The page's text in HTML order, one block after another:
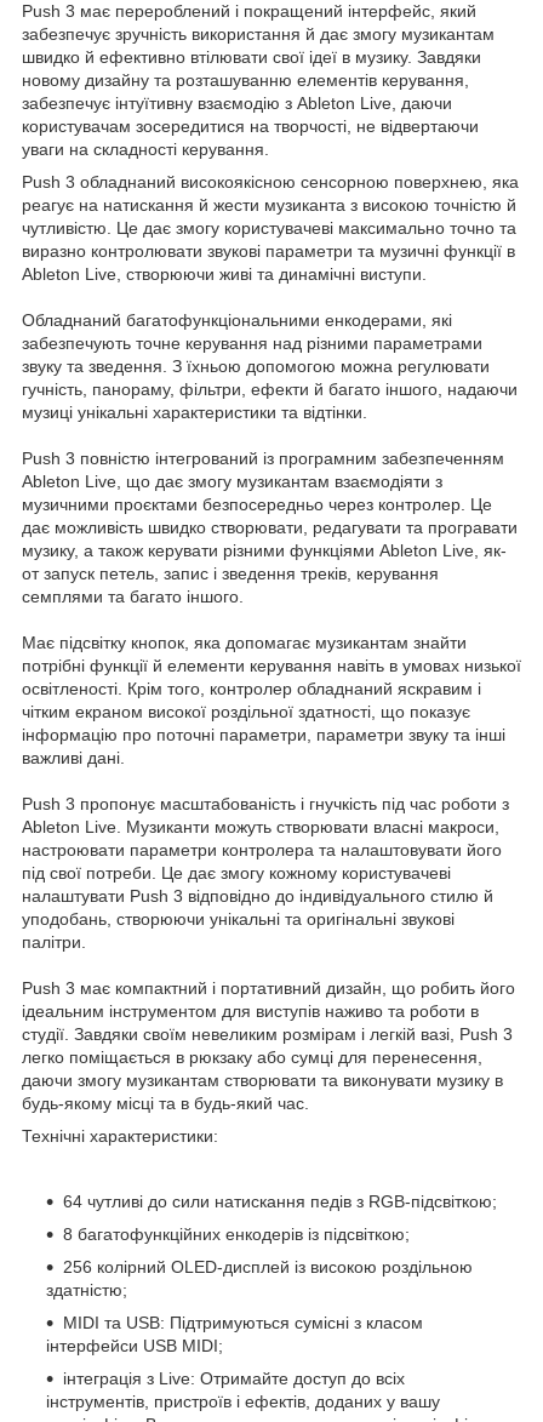
Push 3 має перероблений і покращений інтерфейс, який
забезпечує зручність використання й дає змогу музикантам
швидко й ефективно втілювати свої ідеї в музику. Завдяки
новому дизайну та розташуванню елементів керування,
забезпечує інтуїтивну взаємодію з Ableton Live, даючи
користувачам зосередитися на творчості, не відвертаючи
уваги на складності керування.
Push 3 обладнаний високоякісною сенсорною поверхнею, яка
реагує на натискання й жести музиканта з високою точністю й
чутливістю. Це дає змогу користувачеві максимально точно та
виразно контролювати звукові параметри та музичні функції в
Ableton Live, створюючи живі та динамічні виступи.
Обладнаний багатофункціональними енкодерами, які
забезпечують точне керування над різними параметрами
звуку та зведення. З їхньою допомогою можна регулювати
гучність, панораму, фільтри, ефекти й багато іншого, надаючи
музиці унікальні характеристики та відтінки.
Push 3 повністю інтегрований із програмним забезпеченням
Ableton Live, що дає змогу музикантам взаємодіяти з
музичними проєктами безпосередньо через контролер. Це
дає можливість швидко створювати, редагувати та програвати
музику, а також керувати різними функціями Ableton Live, як-
от запуск петель, запис і зведення треків, керування
семплями та багато іншого.
Має підсвітку кнопок, яка допомагає музикантам знайти
потрібні функції й елементи керування навіть в умовах низької
освітленості. Крім того, контролер обладнаний яскравим і
чітким екраном високої роздільної здатності, що показує
інформацію про поточні параметри, параметри звуку та інші
важливі дані.
Push 3 пропонує масштабованість і гнучкість під час роботи з
Ableton Live. Музиканти можуть створювати власні макроси,
настроювати параметри контролера та налаштовувати його
під свої потреби. Це дає змогу кожному користувачеві
налаштувати Push 3 відповідно до індивідуального стилю й
уподобань, створюючи унікальні та оригінальні звукові
палітри.
Push 3 має компактний і портативний дизайн, що робить його
ідеальним інструментом для виступів наживо та роботи в
студії. Завдяки своїм невеликим розмірам і легкій вазі, Push 3
легко поміщається в рюкзаку або сумці для перенесення,
даючи змогу музикантам створювати та виконувати музику в
будь-якому місці та в будь-який час.
Технічні характеристики:
64 чутливі до сили натискання педів з RGB-підсвіткою;
8 багатофункційних енкодерів із підсвіткою;
256 колірний OLED-дисплей із високою роздільною
здатністю;
MIDI та USB: Підтримуються сумісні з класом
інтерфейси USB MIDI;
інтеграція з Live: Отримайте доступ до всіх
інструментів, пристроїв і ефектів, доданих у вашу